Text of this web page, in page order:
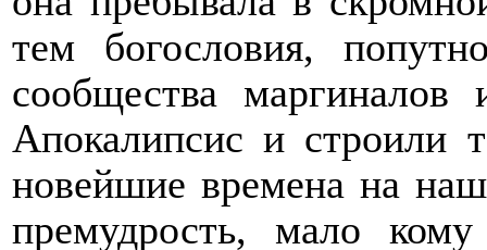
тем богословия,
сообщества маргиналов
Апокалипсис и строили
новейшие времена на
премудрость, мало